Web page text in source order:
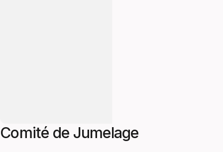
Comité de Jumelage